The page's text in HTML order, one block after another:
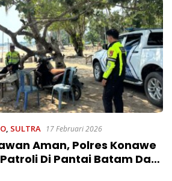
, SULTRA 17 Februari 2026
Aman, Polres Konawe
Di Pantai Batam Dan